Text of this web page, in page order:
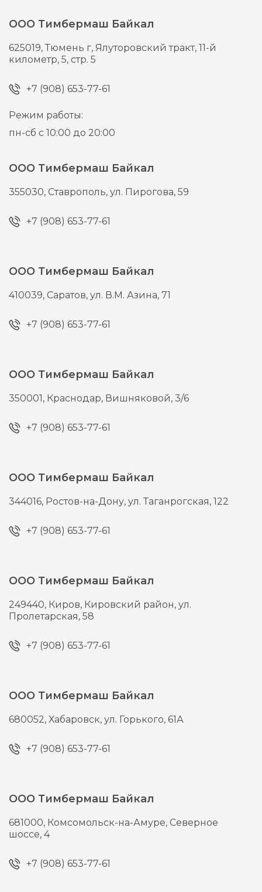
ООО Тимбермаш Байкал
625019,Тюмень г, Ялуторовский тракт, 11-й
километр, 5, стр. 5
+7 (908) 653-77-61
Режим работы:
пн-сб с 10:00 до 20:00
ООО Тимбермаш Байкал
355030, Ставрополь,ул. Пирогова, 59
+7 (908) 653-77-61
ООО Тимбермаш Байкал
410039, Саратов,ул. В.М. Азина, 71
+7 (908) 653-77-61
ООО Тимбермаш Байкал
350001, Краснодар, Вишняковой, 3/6
+7 (908) 653-77-61
ООО Тимбермаш Байкал
344016, Ростов-на-Дону,ул. Таганрогская, 122
+7 (908) 653-77-61
ООО Тимбермаш Байкал
249440, Киров, Кировский район, ул.
Пролетарская, 58
+7 (908) 653-77-61
ООО Тимбермаш Байкал
680052,Хабаровск,ул. Горького, 61А
+7 (908) 653-77-61
ООО Тимбермаш Байкал
681000, Комсомольск-на-Амуре, Северное
шоссе, 4
+7 (908) 653-77-61